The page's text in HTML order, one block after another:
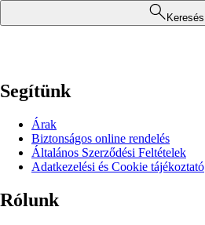
Keresés
Segítünk
Árak
Biztonságos online rendelés
Általános Szerződési Feltételek
Adatkezelési és Cookie tájékoztató
Rólunk